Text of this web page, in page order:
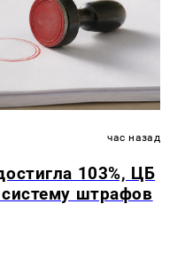
час назад
103%, ЦБ
штрафов